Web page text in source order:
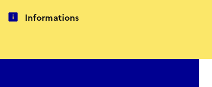
Informations